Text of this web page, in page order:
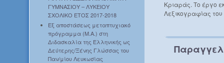
ΓΥΜΝΑΣΙΟΥ – ΛΥΚΕΙΟΥ
ΣΧΟΛΙΚΟ ΕΤΟΣ 2017-2018
Εξ αποστάσεως μεταπτυχιακό
πρόγραμμα (Μ.Α.) στη
Διδασκαλία της Ελληνικής ως
Δεύτερης/Ξένης Γλώσσας του
Παν/μίου Λευκωσίας
Κριαράς. Το έργο
Λεξικογραφίας